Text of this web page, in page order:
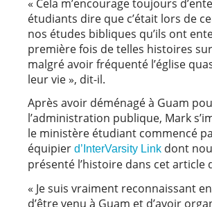
« Cela m’encourage toujours
étudiants dire que c’était lors de
nos études bibliques qu’ils ont
première fois de telles histoires sur
malgré avoir fréquenté l’église
leur vie », dit-il.
Après avoir déménagé à Guam
l’administration publique, Mark
le ministère étudiant commencé
équipier d’InterVarsity Link dont
présenté l’histoire dans cet article
« Je suis vraiment reconnaissant
d’être venu à Guam et d’avoir